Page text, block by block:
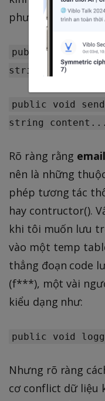
phương thức sau:
public void
string
public void
string
Rõ ràng rằng email
nên là những
phép tương tác
hay contructor().
khi tôi muốn lưu
vào một temp
thẳng đoạn code
(f***), một vài
kiểu dạng như:
public void
Nhưng rõ ràng
cơ conflict dữ liệu